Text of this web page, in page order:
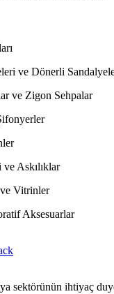
ve Dönerli
ve Zigon Sehpalar
Askılıklar
Vitrinler
Aksesuarlar
sektörünün ihtiyaç